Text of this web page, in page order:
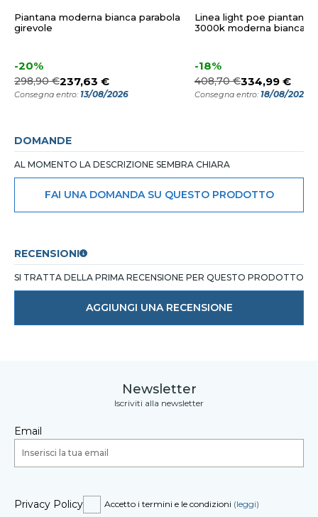
Piantana moderna bianca parabola
girevole
-20%
298,90 €237,63 €
Consegna entro: 13/08/2026
Linea light poe piantana
3000k moderna bianca
-18%
408,70 €334,99 €
Consegna entro: 18/08/2026
DOMANDE
AL MOMENTO LA DESCRIZIONE SEMBRA CHIARA
FAI UNA DOMANDA SU QUESTO PRODOTTO
RECENSIONI
SI TRATTA DELLA PRIMA RECENSIONE PER QUESTO PRODOTTO
AGGIUNGI UNA RECENSIONE
Newsletter
Iscriviti alla newsletter
Email
Privacy Policy Accetto i termini e le condizioni (leggi)